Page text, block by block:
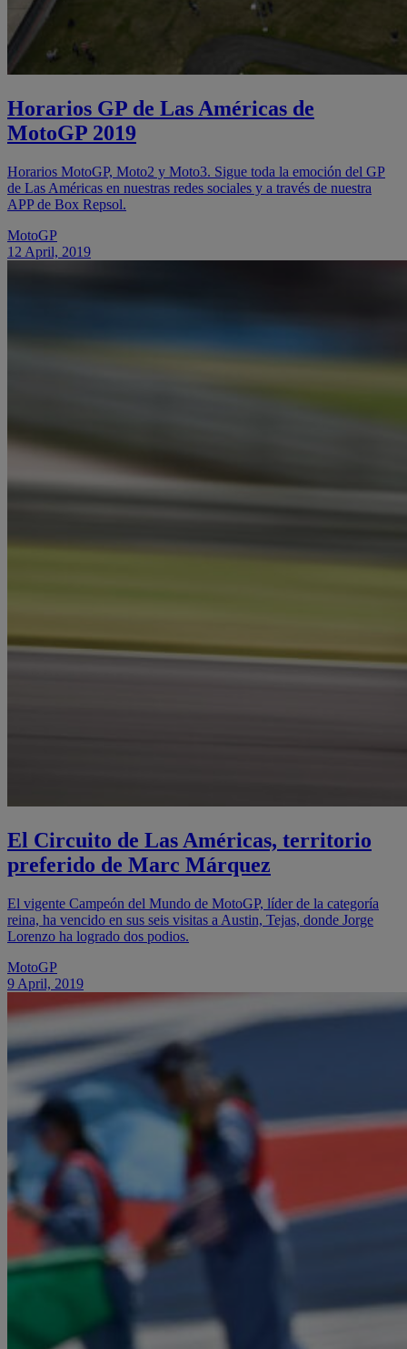
Horarios GP de Las Américas de
MotoGP 2019
Horarios MotoGP, Moto2 y Moto3. Sigue toda la emoción del GP
de Las Américas en nuestras redes sociales y a través de nuestra
APP de Box Repsol.
MotoGP
12 April, 2019
El Circuito de Las Américas, territorio
preferido de Marc Márquez
El vigente Campeón del Mundo de MotoGP, líder de la categoría
reina, ha vencido en sus seis visitas a Austin, Tejas, donde Jorge
Lorenzo ha logrado dos podios.
MotoGP
9 April, 2019